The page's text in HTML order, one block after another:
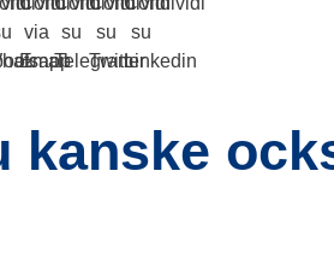
kanske